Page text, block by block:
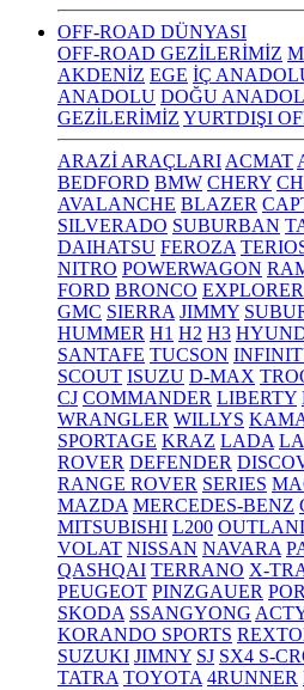
OFF-ROAD DÜNYASI
OFF-ROAD GEZİLERİMİZ
AKDENİZ EGE İÇ
ANADOLU DOĞU
GEZİLERİMİZ YURTDIŞI
ARAZİ ARAÇLARI ACMAT
BEDFORD BMW CHERY
AVALANCHE BLAZER
SILVERADO SUBURBAN
DAIHATSU FEROZA
NITRO POWERWAGON
FORD BRONCO EXPLORER
GMC SIERRA JIMMY
HUMMER H1 H2 H3
SANTAFE TUCSON
SCOUT ISUZU D-MAX
CJ COMMANDER LIBERTY
WRANGLER WILLYS
SPORTAGE KRAZ LADA
ROVER DEFENDER
RANGE ROVER SERIES
MAZDA MERCEDES-BENZ
MITSUBISHI L200
VOLAT NISSAN NAVARA
QASHQAI TERRANO X-
PEUGEOT PINZGAUER
SKODA SSANGYONG
KORANDO SPORTS
SUZUKI JIMNY SJ SX4 S-
TATRA TOYOTA 4RUNNER